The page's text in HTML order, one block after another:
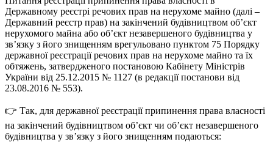
Державному реєстрі речових прав на нерухоме майно (далі –
Державний реєстр прав) на закінчений будівництвом об’єкт
нерухомого майна або об’єкт незавершеного будівництва у
зв’язку з його знищенням врегульовано пунктом 75 Порядку
державної реєстрації речових прав на нерухоме майно та їх
обтяжень, затвердженого постановою Кабінету Міністрів
України від 25.12.2015 № 1127 (в редакції постанови від
23.08.2016 № 553).
👉 Так, для державної реєстрації припинення права власності
на закінчений будівництвом об’єкт чи об’єкт незавершеного
будівництва у зв’язку з його знищенням подаються: